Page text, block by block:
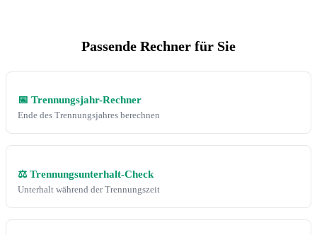
Passende Rechner für Sie
📅 Trennungsjahr-Rechner
Ende des Trennungsjahres berechnen
⚖️ Trennungsunterhalt-Check
Unterhalt während der Trennungszeit